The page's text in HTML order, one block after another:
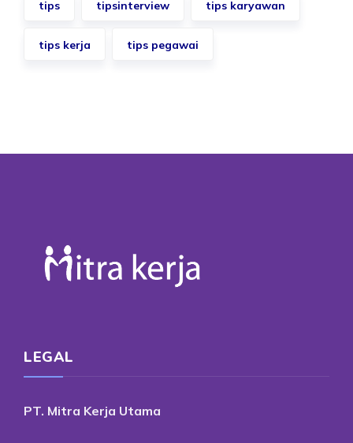
tips tipsinterview tips karyawan
tips kerja tips pegawai
LEGAL
PT. Mitra Kerja Utama